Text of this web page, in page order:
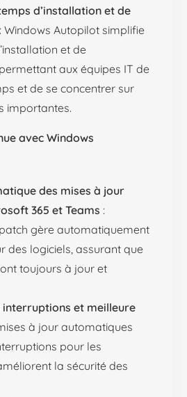
d’installation et de
: Windows Autopilot simplifie
et de
aux équipes IT de
et de se concentrer sur
importantes.
avec Windows
des mises à jour
365 et Teams :
gère automatiquement
des logiciels, assurant que
toujours à jour et
interruptions et meilleure
à jour automatiques
pour les
la sécurité des